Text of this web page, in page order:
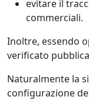
evitare il
commerciali.
Inoltre, essendo
verificato
Naturalmente la
configurazione